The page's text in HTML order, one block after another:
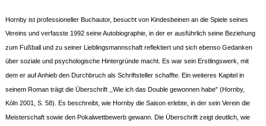
Hornby ist professioneller Buchautor, besucht von Kindesbeinen an die Spiele seines
Vereins und verfasste 1992 seine Autobiographie, in der er ausführlich seine Beziehung
zum Fußball und zu seiner Lieblingsmannschaft reflektiert und sich ebenso Gedanken
über soziale und psychologische Hintergründe macht. Es war sein Erstlingswerk, mit
dem er auf Anhieb den Durchbruch als Schriftsteller schaffte. Ein weiteres Kapitel in
seinem Roman trägt die Überschrift ,,Wie ich das Double gewonnen habe" (Hornby,
Köln 2001, S. 58). Es beschreibt, wie Hornby die Saison erlebte, in der sein Verein die
Meisterschaft sowie den Pokalwettbewerb gewann. Die Überschrift zeigt deutlich, wie